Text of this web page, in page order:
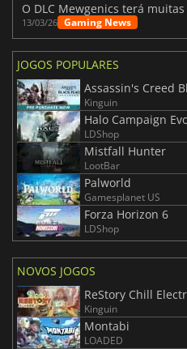
O DLC Mewgenics terá
13/03/26 Gaming News
JOGOS POPULARES
Assassin's Creed
Kinguin
Halo Campaign
LDShop
Mistfall Hunter
LootBar
Palworld
Gamesplanet US
Forza Horizon 6
LDShop
NOVOS JOGOS
ReStory Chill
Kinguin
Montabi
LOADED